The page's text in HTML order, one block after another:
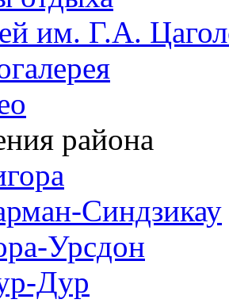
им. Г.А.
района
Синдзикау
Урсдон
Дур